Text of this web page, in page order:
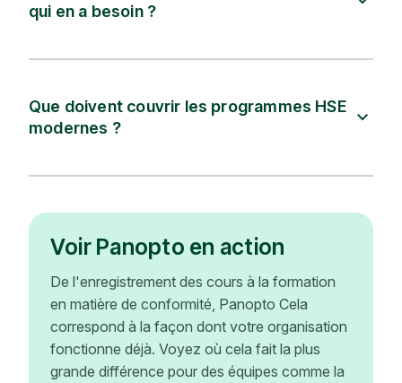
qui en a besoin ?
Que doivent couvrir les programmes HSE
modernes ?
Voir Panopto en action
De l'enregistrement des cours à la formation
en matière de conformité, Panopto Cela
correspond à la façon dont votre organisation
fonctionne déjà. Voyez où cela fait la plus
grande différence pour des équipes comme la